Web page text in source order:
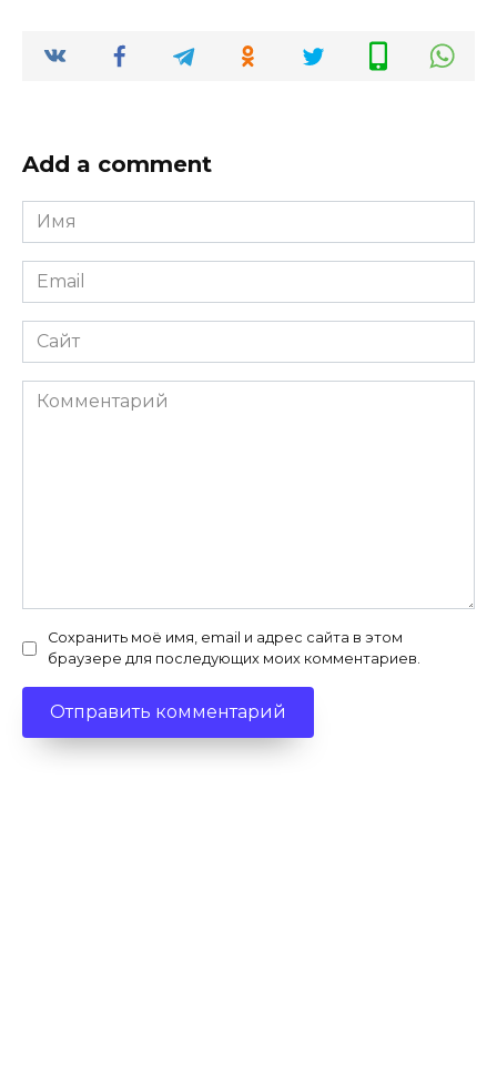
Add a comment
Имя
*
Email
*
Сайт
Комментарий
Сохранить моё имя, email и адрес сайта в этом
браузере для последующих моих комментариев.